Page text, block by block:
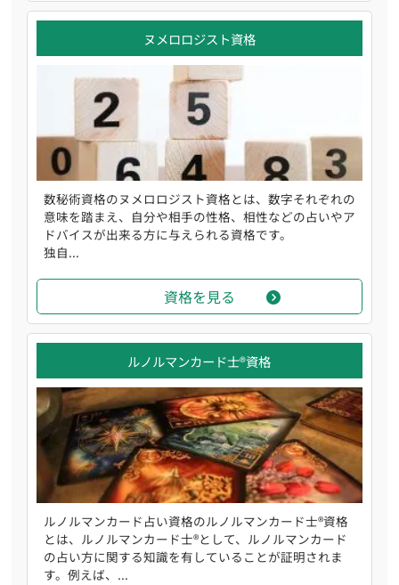
ヌメロロジスト資格
数秘術資格のヌメロロジスト資格とは、数字それぞれの
意味を踏まえ、自分や相手の性格、相性などの占いやア
ドバイスが出来る方に与えられる資格です。
独自...
資格を見る
ルノルマンカード士®資格
ルノルマンカード占い資格のルノルマンカード士®資格
とは、ルノルマンカード士®として、ルノルマンカード
の占い方に関する知識を有していることが証明されま
す。例えば、...